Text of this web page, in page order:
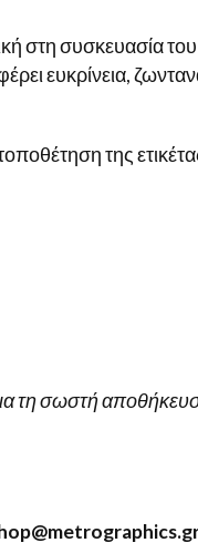
συσκευασία του
ευκρίνεια,
της
τη σωστή